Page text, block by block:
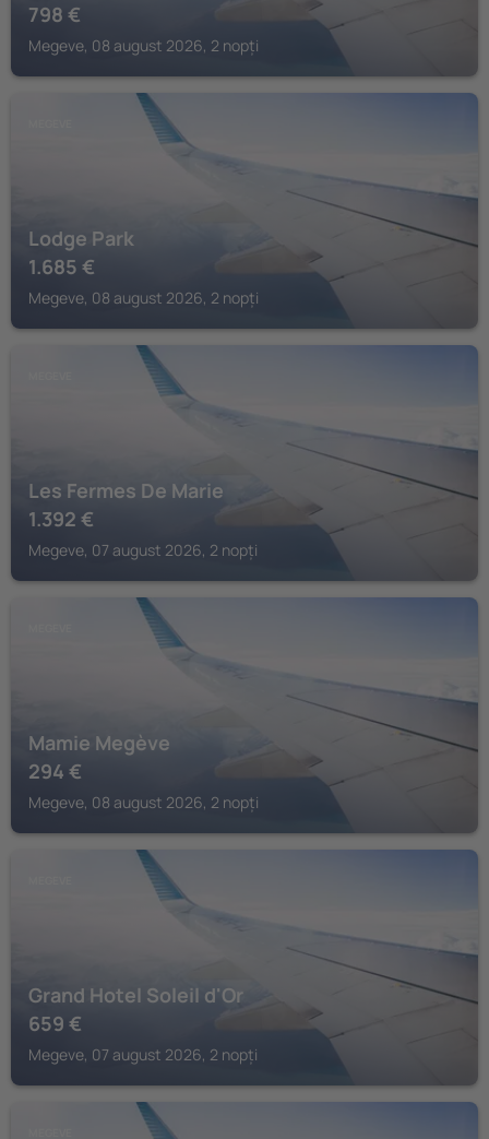
798 €
Megeve, 08 august 2026, 2 nopți
Lodge Park
1.685 €
Megeve, 08 august 2026, 2 nopți
Les Fermes De Marie
1.392 €
Megeve, 07 august 2026, 2 nopți
Mamie Megève
294 €
Megeve, 08 august 2026, 2 nopți
Grand Hotel Soleil d'Or
659 €
Megeve, 07 august 2026, 2 nopți